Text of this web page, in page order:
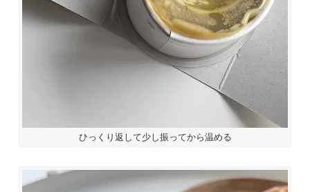
ひっくり返して少し振ってから温める